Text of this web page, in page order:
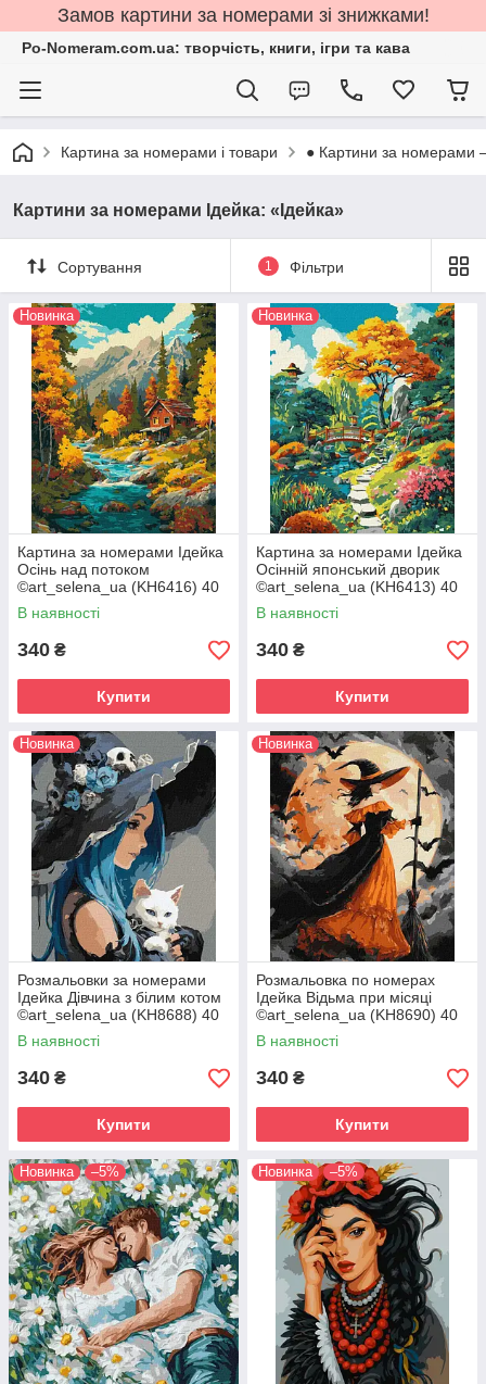
Замов картини за номерами зі знижками!
Po-Nomeram.com.ua: творчість, книги, ігри та кава
Картина за номерами і товари ● Картини за номерами
Картини за номерами Ідейка: «Ідейка»
Сортування 1 Фільтри
Новинка
Картина за номерами Ідейка
Осінь над потоком
©art_selena_ua (KH6416) 40
х 50 см
В наявності
340 ₴
Купити
Новинка
Картина за номерами Ідейка
Осінній японський дворик
©art_selena_ua (KH6413) 40
х 50 см
В наявності
340 ₴
Купити
Новинка
Розмальовки за номерами
Ідейка Дівчина з білим котом
©art_selena_ua (KH8688) 40
х 50 см
В наявності
340 ₴
Купити
Новинка
Розмальовка по номерах
Ідейка Відьма при місяці
©art_selena_ua (KH8690) 40
х 50 см
В наявності
340 ₴
Купити
Новинка –5% Новинка –5%